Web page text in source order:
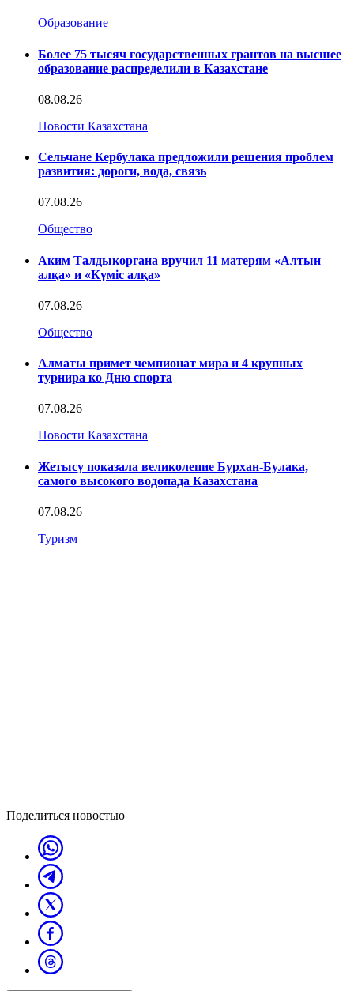
Образование
Более 75 тысяч государственных грантов на высшее
образование распределили в Казахстане
08.08.26
Новости Казахстана
Сельчане Кербулака предложили решения проблем
развития: дороги, вода, связь
07.08.26
Общество
Аким Талдыкоргана вручил 11 матерям «Алтын
алқа» и «Күміс алқа»
07.08.26
Общество
Алматы примет чемпионат мира и 4 крупных
турнира ко Дню спорта
07.08.26
Новости Казахстана
Жетысу показала великолепие Бурхан-Булака,
самого высокого водопада Казахстана
07.08.26
Туризм
Поделиться новостью